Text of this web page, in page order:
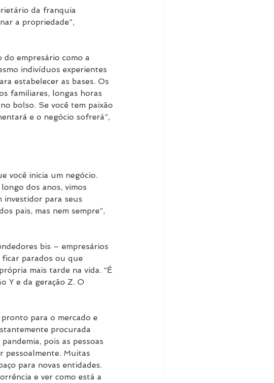
da franquia
a propriedade”,
do empresário como a
indivíduos experientes
estabelecer as bases. Os
familiares, longas horas
bolso. Se você tem paixão
e o negócio sofrerá”,
você inicia um negócio.
dos anos, vimos
investidor para seus
pais, mas nem sempre”,
bis – empresários
ficar parados ou que
mais tarde na vida. “É
Y e da geração Z. O
para o mercado e
procurada
pois as pessoas
pessoalmente. Muitas
para novas entidades.
e ver como está a